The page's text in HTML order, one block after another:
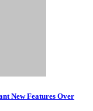
New Features Over